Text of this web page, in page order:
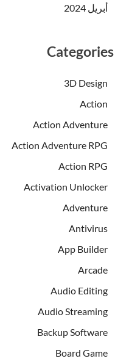
أبريل 2024
Categories
3D Design
Action
Action Adventure
Action Adventure RPG
Action RPG
Activation Unlocker
Adventure
Antivirus
App Builder
Arcade
Audio Editing
Audio Streaming
Backup Software
Board Game